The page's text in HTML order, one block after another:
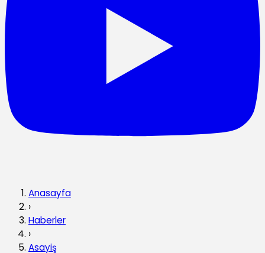
Anasayfa
›
Haberler
›
Asayiş